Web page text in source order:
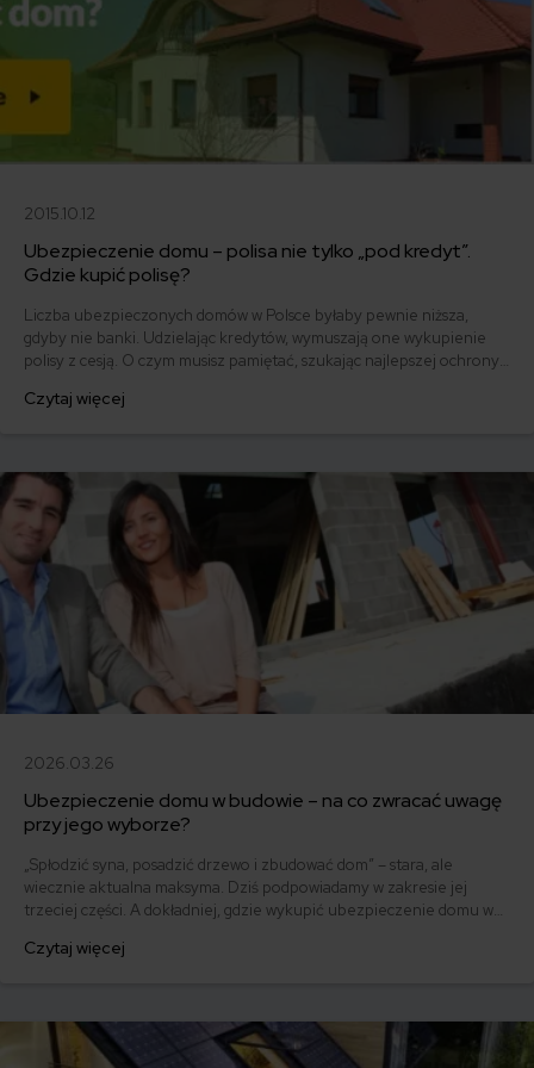
2015.10.12
Ubezpieczenie domu – polisa nie tylko „pod kredyt”.
Gdzie kupić polisę?
Liczba ubezpieczonych domów w Polsce byłaby pewnie niższa,
gdyby nie banki. Udzielając kredytów, wymuszają one wykupienie
polisy z cesją. O czym musisz pamiętać, szukając najlepszej ochrony?
ubezpieczasz „dla banku"? Przeczytaj porady Akademii
Czytaj więcej
2026.03.26
Ubezpieczenie domu w budowie – na co zwracać uwagę
przy jego wyborze?
„Spłodzić syna, posadzić drzewo i zbudować dom” – stara, ale
wiecznie aktualna maksyma. Dziś podpowiadamy w zakresie jej
trzeciej części. A dokładniej, gdzie wykupić ubezpieczenie domu w
ubezpieczycieli.
Czytaj więcej